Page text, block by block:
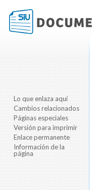
Lo que enlaza aquí
Cambios relacionados
Páginas especiales
Versión para imprimir
Enlace permanente
Información de la
página